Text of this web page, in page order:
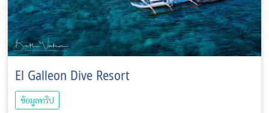
El Galleon Dive Resort
ข้อมูลทริป